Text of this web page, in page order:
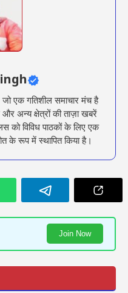
एक गतिशील समाचार मंच है
अन्य क्षेत्रों की ताज़ा खबरें
को विविध पाठकों के लिए एक
के रूप में स्थापित किया है।
Join Now